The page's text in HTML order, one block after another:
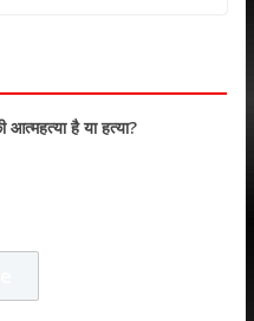
है या हत्या?